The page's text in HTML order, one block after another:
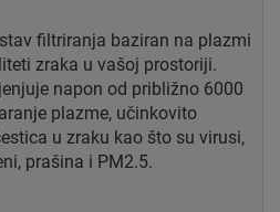
filtriranja baziran na plazmi
zraka u vašoj prostoriji.
napon od približno 6000
plazme, učinkovito
u zraku kao što su virusi,
prašina i PM2.5.